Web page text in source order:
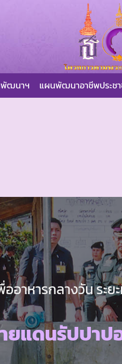
พัฒนาฯ แผนพัฒนาอาชีพประช
อาหารกลางวัน ระย
ยแดนรัปปาป